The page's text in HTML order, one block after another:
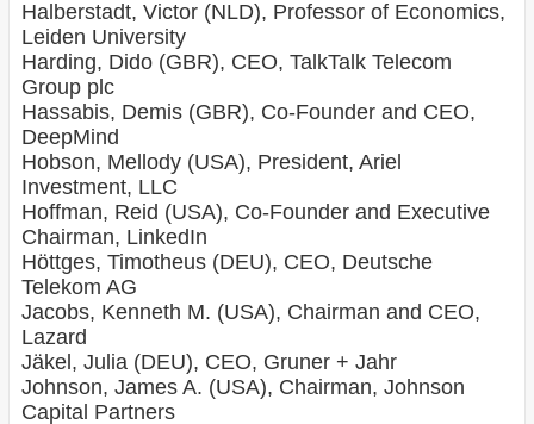
Halberstadt, Victor (NLD), Professor of Economics,
Leiden University
Harding, Dido (GBR), CEO, TalkTalk Telecom
Group plc
Hassabis, Demis (GBR), Co-Founder and CEO,
DeepMind
Hobson, Mellody (USA), President, Ariel
Investment, LLC
Hoffman, Reid (USA), Co-Founder and Executive
Chairman, LinkedIn
Höttges, Timotheus (DEU), CEO, Deutsche
Telekom AG
Jacobs, Kenneth M. (USA), Chairman and CEO,
Lazard
Jäkel, Julia (DEU), CEO, Gruner + Jahr
Johnson, James A. (USA), Chairman, Johnson
Capital Partners